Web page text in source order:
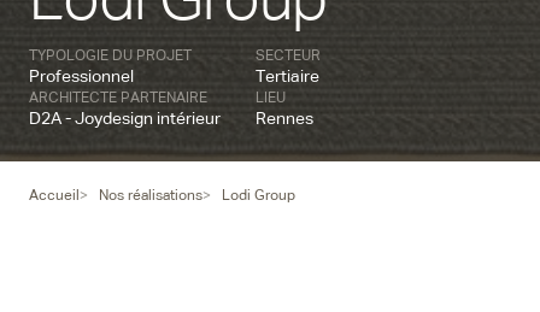
TYPOLOGIE DU PROJET
Professionnel
SECTEUR
Tertiaire
ARCHITECTE PARTENAIRE
D2A - Joydesign intérieur
LIEU
Rennes
Accueil Nos réalisations Lodi Group